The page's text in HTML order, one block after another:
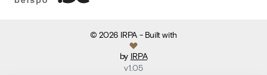
©2026 IRPA- Built with
by IRPA
v1.05